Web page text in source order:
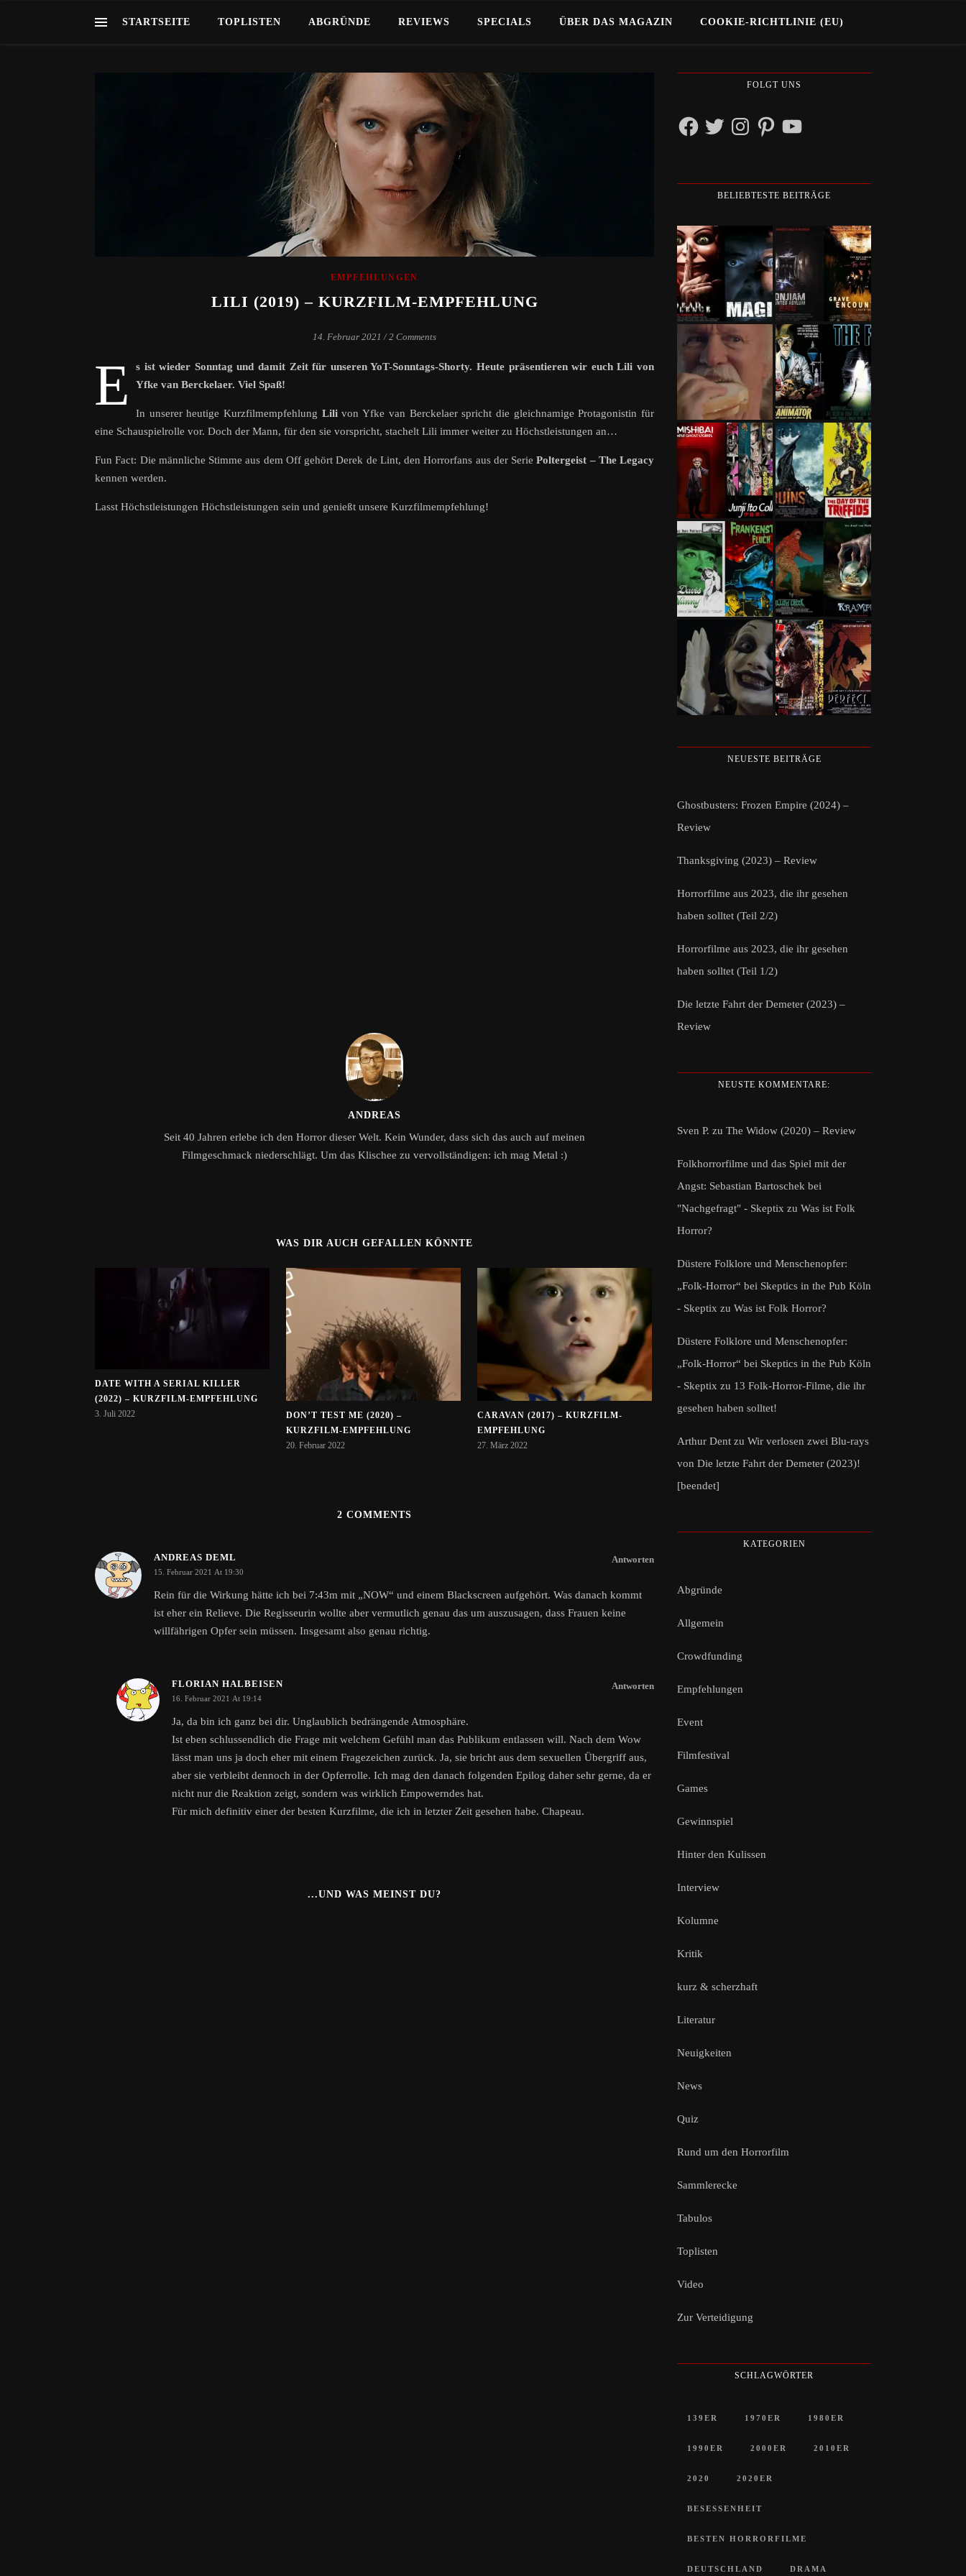
STARTSEITE TOPLISTEN ABGRÜNDE REVIEWS SPECIALS ÜBER DAS MAGAZIN COOKIE-RICHTLINIE (EU)
EMPFEHLUNGEN
LILI (2019) – KURZFILM-EMPFEHLUNG
14. Februar 2021 / 2 Comments
E
s ist wieder Sonntag und damit Zeit für unseren YoT-Sonntags-Shorty. Heute präsentieren wir euch Lili von
Yfke van Berckelaer. Viel Spaß!
In unserer heutige Kurzfilmempfehlung Lilivon Yfke van Berckelaer spricht die gleichnamige Protagonistin für
eine Schauspielrolle vor. Doch der Mann, für den sie vorspricht, stachelt Lili immer weiter zu Höchstleistungen an…
Fun Fact: Die männliche Stimme aus dem Off gehört Derek de Lint, den Horrorfans aus der SeriePoltergeist – The Legacy
kennen werden.
Lasst Höchstleistungen Höchstleistungen sein und genießt unsere Kurzfilmempfehlung!
ANDREAS
Seit 40 Jahren erlebe ich den Horror dieser Welt. Kein Wunder, dass sich das auch auf meinen
Filmgeschmack niederschlägt. Um das Klischee zu vervollständigen: ich mag Metal :)
WAS DIR AUCH GEFALLEN KÖNNTE
DATE WITH A SERIAL KILLER
(2022) – KURZFILM-EMPFEHLUNG
3. Juli 2022
DON’T TEST ME (2020) –
KURZFILM-EMPFEHLUNG
20. Februar 2022
CARAVAN (2017) – KURZFILM-
EMPFEHLUNG
27. März 2022
2 COMMENTS
ANDREAS DEML
15. Februar 2021 At 19:30
Antworten
Rein für die Wirkung hätte ich bei 7:43m mit „NOW“ und einem Blackscreen aufgehört. Was danach kommt
ist eher ein Relieve. Die Regisseurin wollte aber vermutlich genau das um auszusagen, dass Frauen keine
willfährigen Opfer sein müssen. Insgesamt also genau richtig.
FLORIAN HALBEISEN
16. Februar 2021 At 19:14
Antworten
Ja, da bin ich ganz bei dir. Unglaublich bedrängende Atmosphäre.
Ist eben schlussendlich die Frage mit welchem Gefühl man das Publikum entlassen will. Nach dem Wow
lässt man uns ja doch eher mit einem Fragezeichen zurück. Ja, sie bricht aus dem sexuellen Übergriff aus,
aber sie verbleibt dennoch in der Opferrolle. Ich mag den danach folgenden Epilog daher sehr gerne, da er
nicht nur die Reaktion zeigt, sondern was wirklich Empowerndes hat.
Für mich definitiv einer der besten Kurzfilme, die ich in letzter Zeit gesehen habe. Chapeau.
...UND WAS MEINST DU?
FOLGT UNS
FacebookTwitterInstagramPinterestYouTube
BELIEBTESTE BEITRÄGE
NEUESTE BEITRÄGE
Ghostbusters: Frozen Empire (2024) –
Review
Thanksgiving (2023) – Review
Horrorfilme aus 2023, die ihr gesehen
haben solltet (Teil 2/2)
Horrorfilme aus 2023, die ihr gesehen
haben solltet (Teil 1/2)
Die letzte Fahrt der Demeter (2023) –
Review
NEUSTE KOMMENTARE:
Sven P. zu The Widow (2020) – Review
Folkhorrorfilme und das Spiel mit der
Angst: Sebastian Bartoschek bei
"Nachgefragt" - Skeptix zu Was ist Folk
Horror?
Düstere Folklore und Menschenopfer:
„Folk-Horror“ bei Skeptics in the Pub Köln
- Skeptix zu Was ist Folk Horror?
Düstere Folklore und Menschenopfer:
„Folk-Horror“ bei Skeptics in the Pub Köln
- Skeptix zu 13 Folk-Horror-Filme, die ihr
gesehen haben solltet!
Arthur Dent zu Wir verlosen zwei Blu-rays
von Die letzte Fahrt der Demeter (2023)!
[beendet]
KATEGORIEN
Abgründe
Allgemein
Crowdfunding
Empfehlungen
Event
Filmfestival
Games
Gewinnspiel
Hinter den Kulissen
Interview
Kolumne
Kritik
kurz & scherzhaft
Literatur
Neuigkeiten
News
Quiz
Rund um den Horrorfilm
Sammlerecke
Tabulos
Toplisten
Video
Zur Verteidigung
SCHLAGWÖRTER
139ER 1970ER 1980ER
1990ER 2000ER 2010ER
2020 2020ER
BESESSENHEIT
BESTEN HORRORFILME
DEUTSCHLAND DRAMA